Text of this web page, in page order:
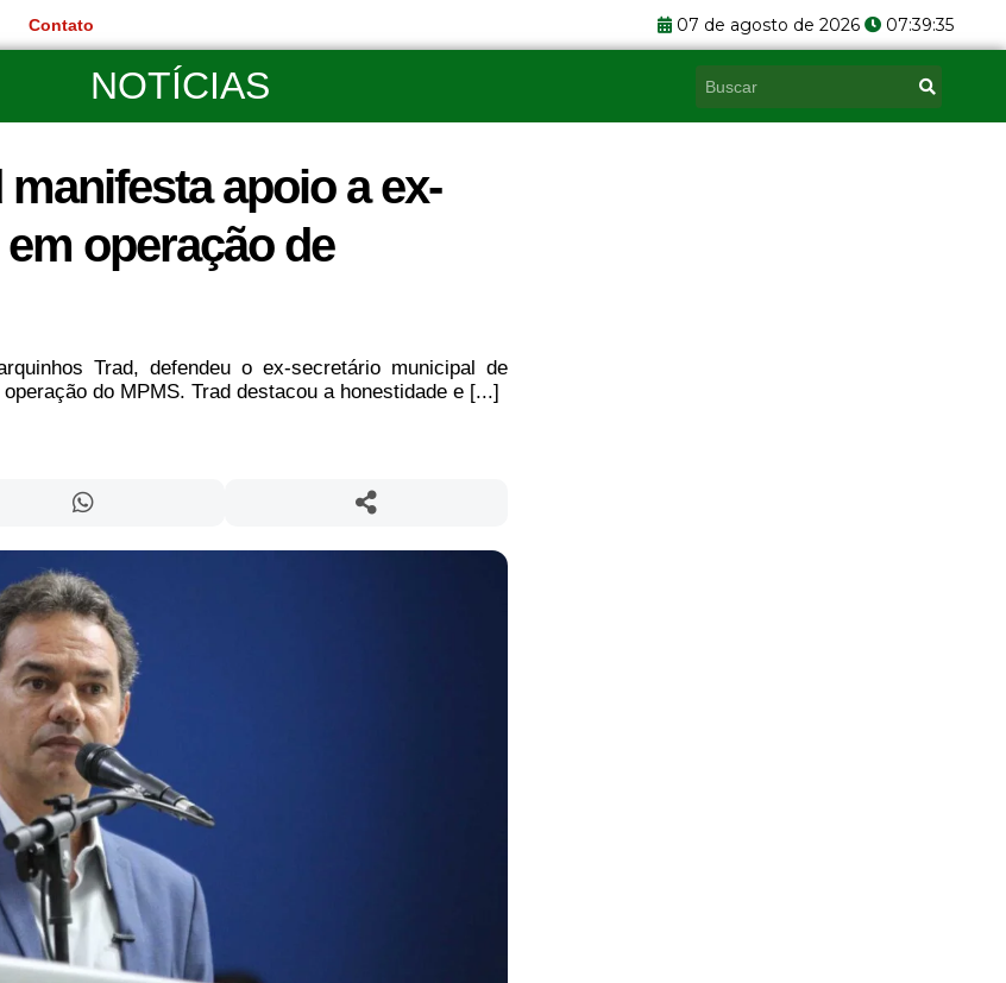
Contato 07 de agosto de 2026 07:39:36
NOTÍCIAS
apoio a ex-
operação de
Trad, defendeu o ex-secretário municipal de
do MPMS. Trad destacou a honestidade e [...]